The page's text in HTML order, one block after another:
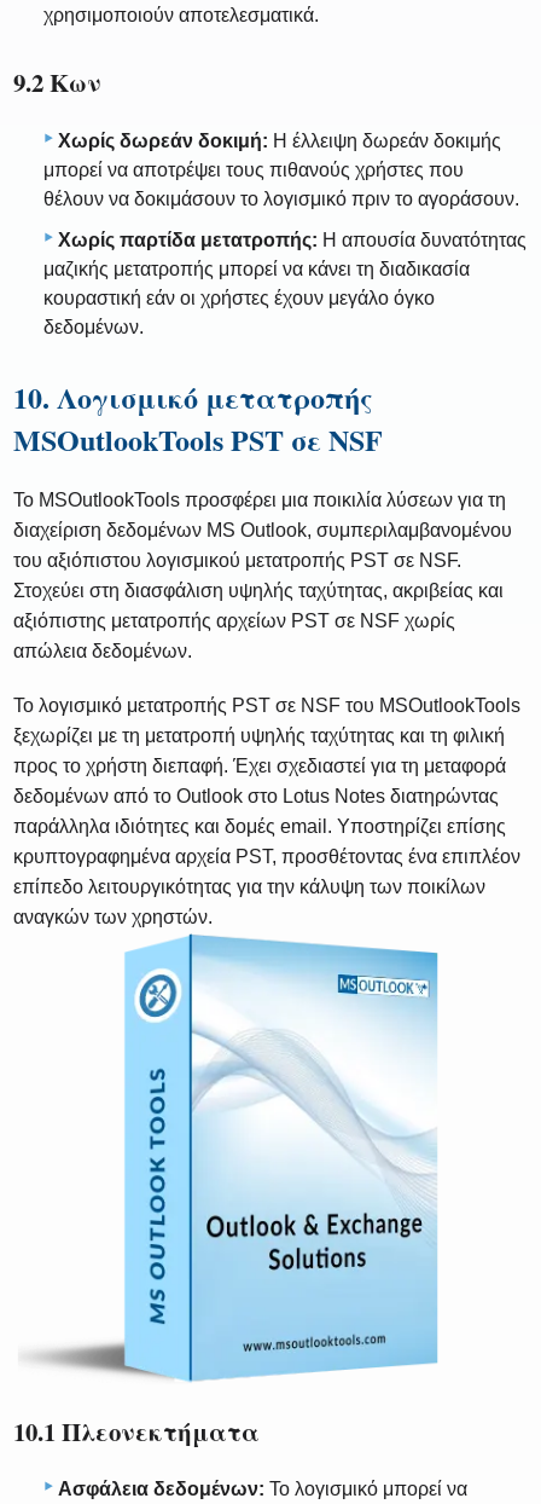
χρησιμοποιούν αποτελεσματικά.
9.2 Κων
Χωρίς δωρεάν δοκιμή: Η έλλειψη δωρεάν δοκιμής
μπορεί να αποτρέψει τους πιθανούς χρήστες που
θέλουν να δοκιμάσουν το λογισμικό πριν το αγοράσουν.
Χωρίς παρτίδα μετατροπής: Η απουσία δυνατότητας
μαζικής μετατροπής μπορεί να κάνει τη διαδικασία
κουραστική εάν οι χρήστες έχουν μεγάλο όγκο
δεδομένων.
10. Λογισμικό μετατροπής
MSOutlookTools PST σε NSF
Το MSOutlookTools προσφέρει μια ποικιλία λύσεων για τη
διαχείριση δεδομένων MS Outlook, συμπεριλαμβανομένου
του αξιόπιστου λογισμικού μετατροπής PST σε NSF.
Στοχεύει στη διασφάλιση υψηλής ταχύτητας, ακριβείας και
αξιόπιστης μετατροπής αρχείων PST σε NSF χωρίς
απώλεια δεδομένων.
Το λογισμικό μετατροπής PST σε NSF του MSOutlookTools
ξεχωρίζει με τη μετατροπή υψηλής ταχύτητας και τη φιλική
προς το χρήστη διεπαφή. Έχει σχεδιαστεί για τη μεταφορά
δεδομένων από το Outlook στο Lotus Notes διατηρώντας
παράλληλα ιδιότητες και δομές email. Υποστηρίζει επίσης
κρυπτογραφημένα αρχεία PST, προσθέτοντας ένα επιπλέον
επίπεδο λειτουργικότητας για την κάλυψη των ποικίλων
αναγκών των χρηστών.
10.1 Πλεονεκτήματα
Ασφάλεια δεδομένων: Το λογισμικό μπορεί να